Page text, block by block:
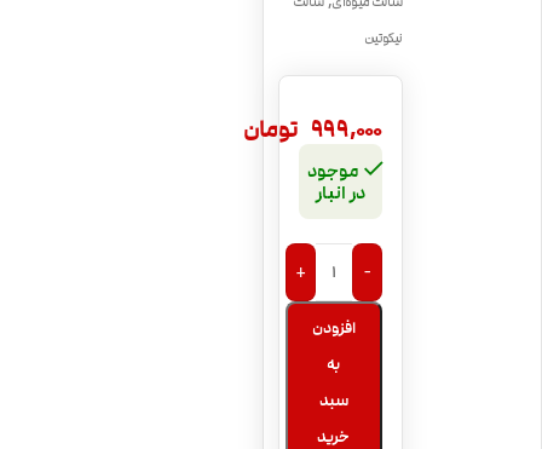
نیکوتین
999,000 تومان
موجود
در انبار
-
+
افزودن
به
سبد
خرید